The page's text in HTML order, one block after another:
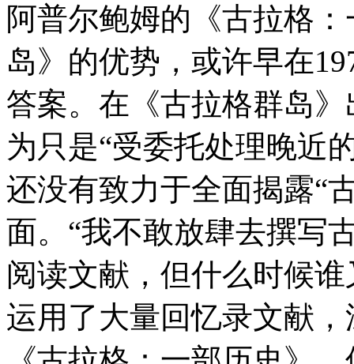
阿普尔鲍姆的《古拉格
岛》的优势，或许早在
答案。在《古拉格群岛
为只是“受委托处理晚近
还没有致力于全面揭露“
面。“我不敢放肆去撰写
阅读文献，但什么时候
运用了大量回忆录文献